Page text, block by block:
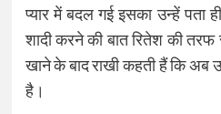
प्यार में बदल गई इसका उन्हें पता
शादी करने की बात रितेश की
खाने के बाद राखी कहती हैं कि अब
है।